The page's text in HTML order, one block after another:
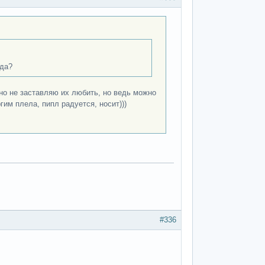
не заставляю их любить, но ведь можно
плела, пипл радуется, носит)))
#336